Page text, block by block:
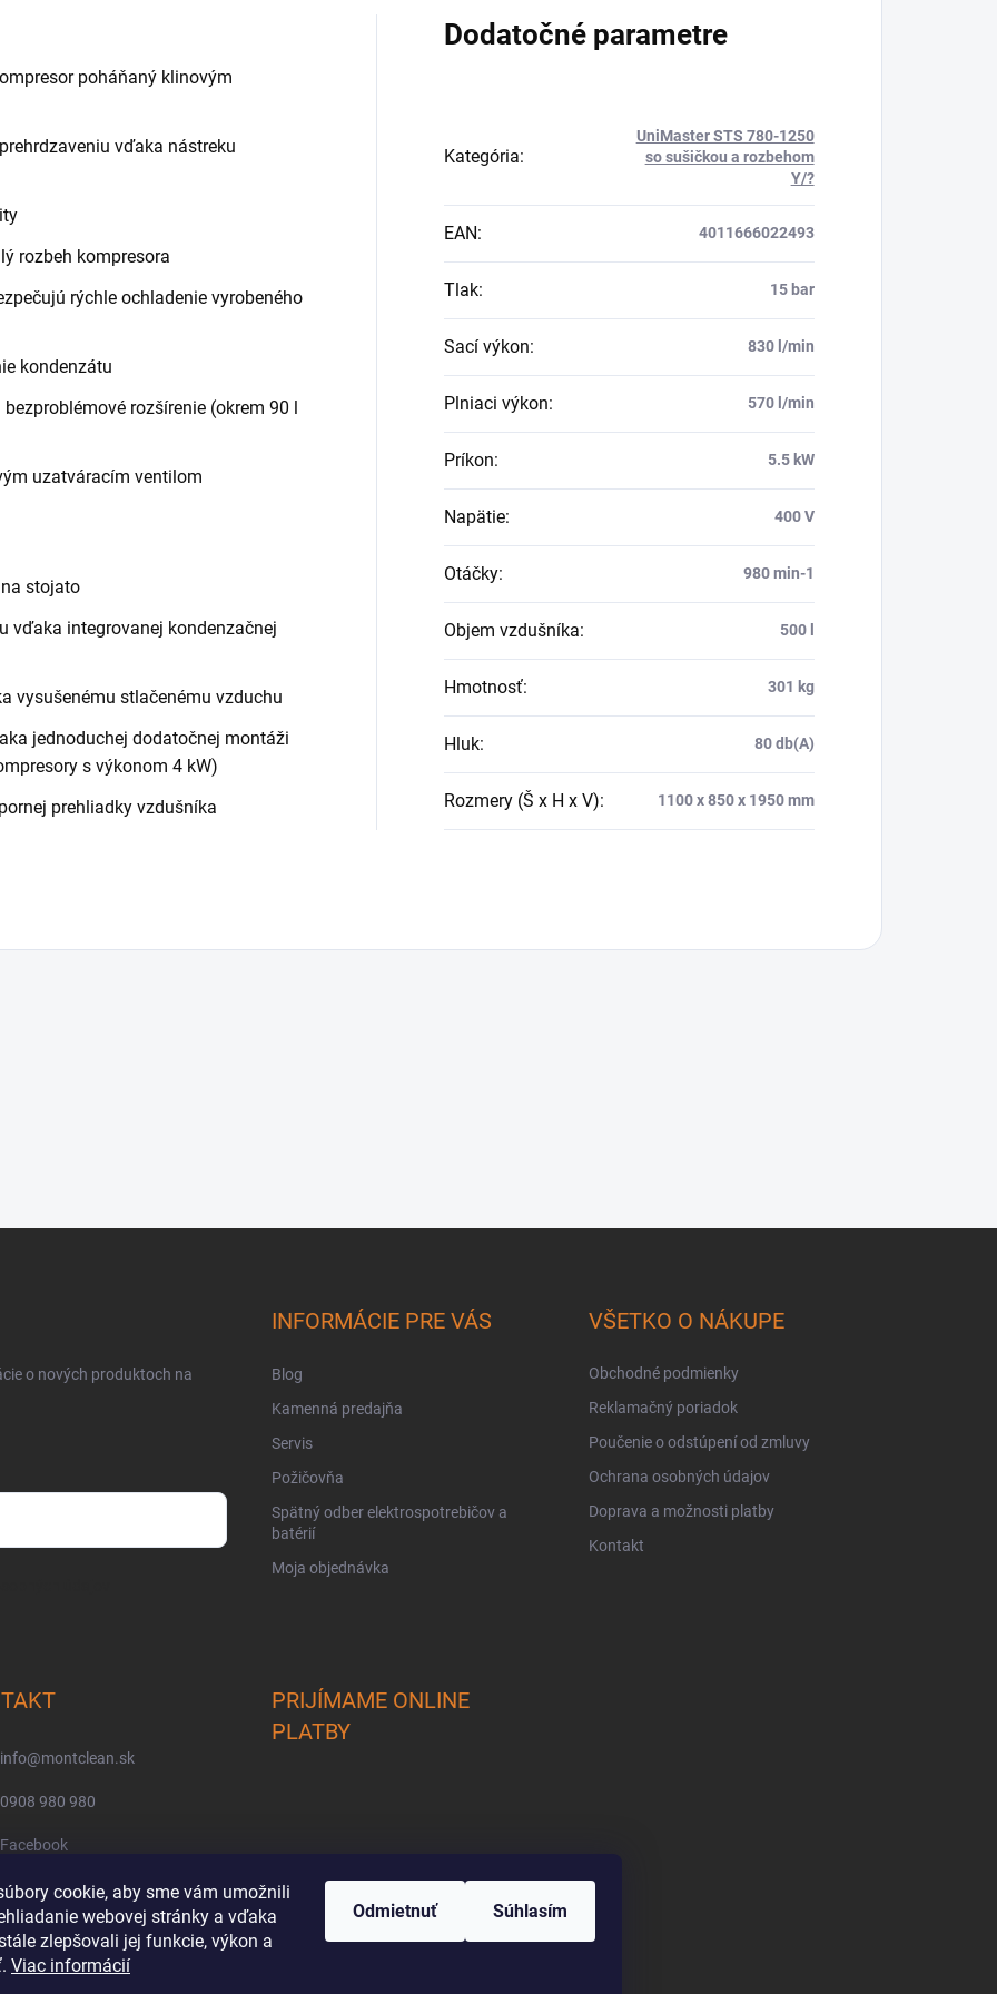
cookie, aby sme vám umožnili
webovej stránky a vďaka
zlepšovali jej funkcie, výkon a
Viac informácií
Odmietnuť Súhlasím
poháňaný klinovým
vďaka nástreku
rozbeh kompresora
rýchle ochladenie vyrobeného
kondenzátu
rozšírenie (okrem 90 l
uzatváracím ventilom
stojato
vďaka integrovanej kondenzačnej
vysušenému stlačenému vzduchu
jednoduchej dodatočnej montáži
s výkonom 4 kW)
prehliadky vzdušníka
Dodatočné parametre
Kategória:
UniMaster STS 780-1250
so sušičkou a rozbehom
Y/?
EAN: 4011666022493
Tlak: 15 bar
Sací výkon: 830 l/min
Plniaci výkon: 570 l/min
Príkon: 5.5 kW
Napätie: 400 V
Otáčky: 980 min-1
Objem vzdušníka: 500 l
Hmotnosť: 301 kg
Hluk: 80 db(A)
Rozmery (Š x H x V): 1100 x 850 x 1950 mm
o nových produktoch na
INFORMÁCIE PRE VÁS
Blog
Kamenná predajňa
Servis
Požičovňa
Spätný odber elektrospotrebičov a
batérií
Moja objednávka
VŠETKO O NÁKUPE
Obchodné podmienky
Reklamačný poriadok
Poučenie o odstúpení od zmluvy
Ochrana osobných údajov
Doprava a možnosti platby
Kontakt
info@montclean.sk
0908 980 980
Facebook
montclean/
PRIJÍMAME ONLINE
PLATBY